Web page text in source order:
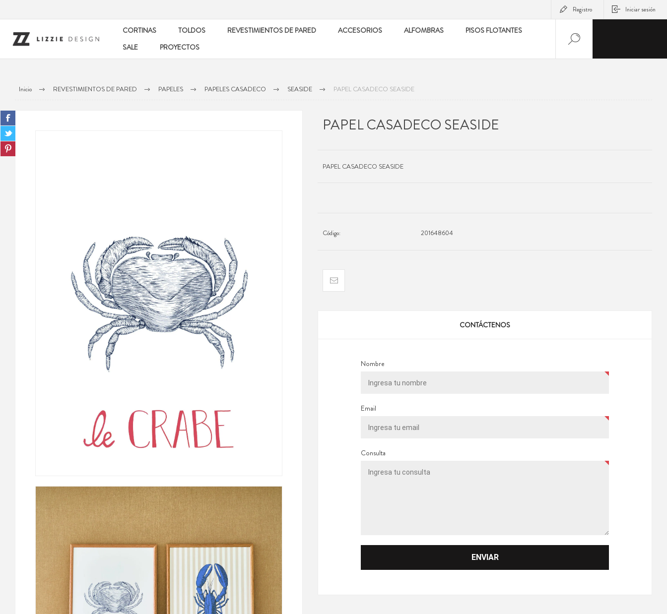
Registro Iniciar sesión
CORTINAS TOLDOS REVESTIMIENTOS DE PARED ACCESORIOS ALFOMBRAS
PISOS FLOTANTES
SALE
PROYECTOS
Inicio REVESTIMIENTOS DE PARED PAPELES PAPELES CASADECO SEASIDE PAPEL CASADECO SEASIDE
PAPEL CASADECO SEASIDE
PAPEL CASADECO SEASIDE
Código: 201648604
CONTÁCTENOS
Nombre
Email
Consulta